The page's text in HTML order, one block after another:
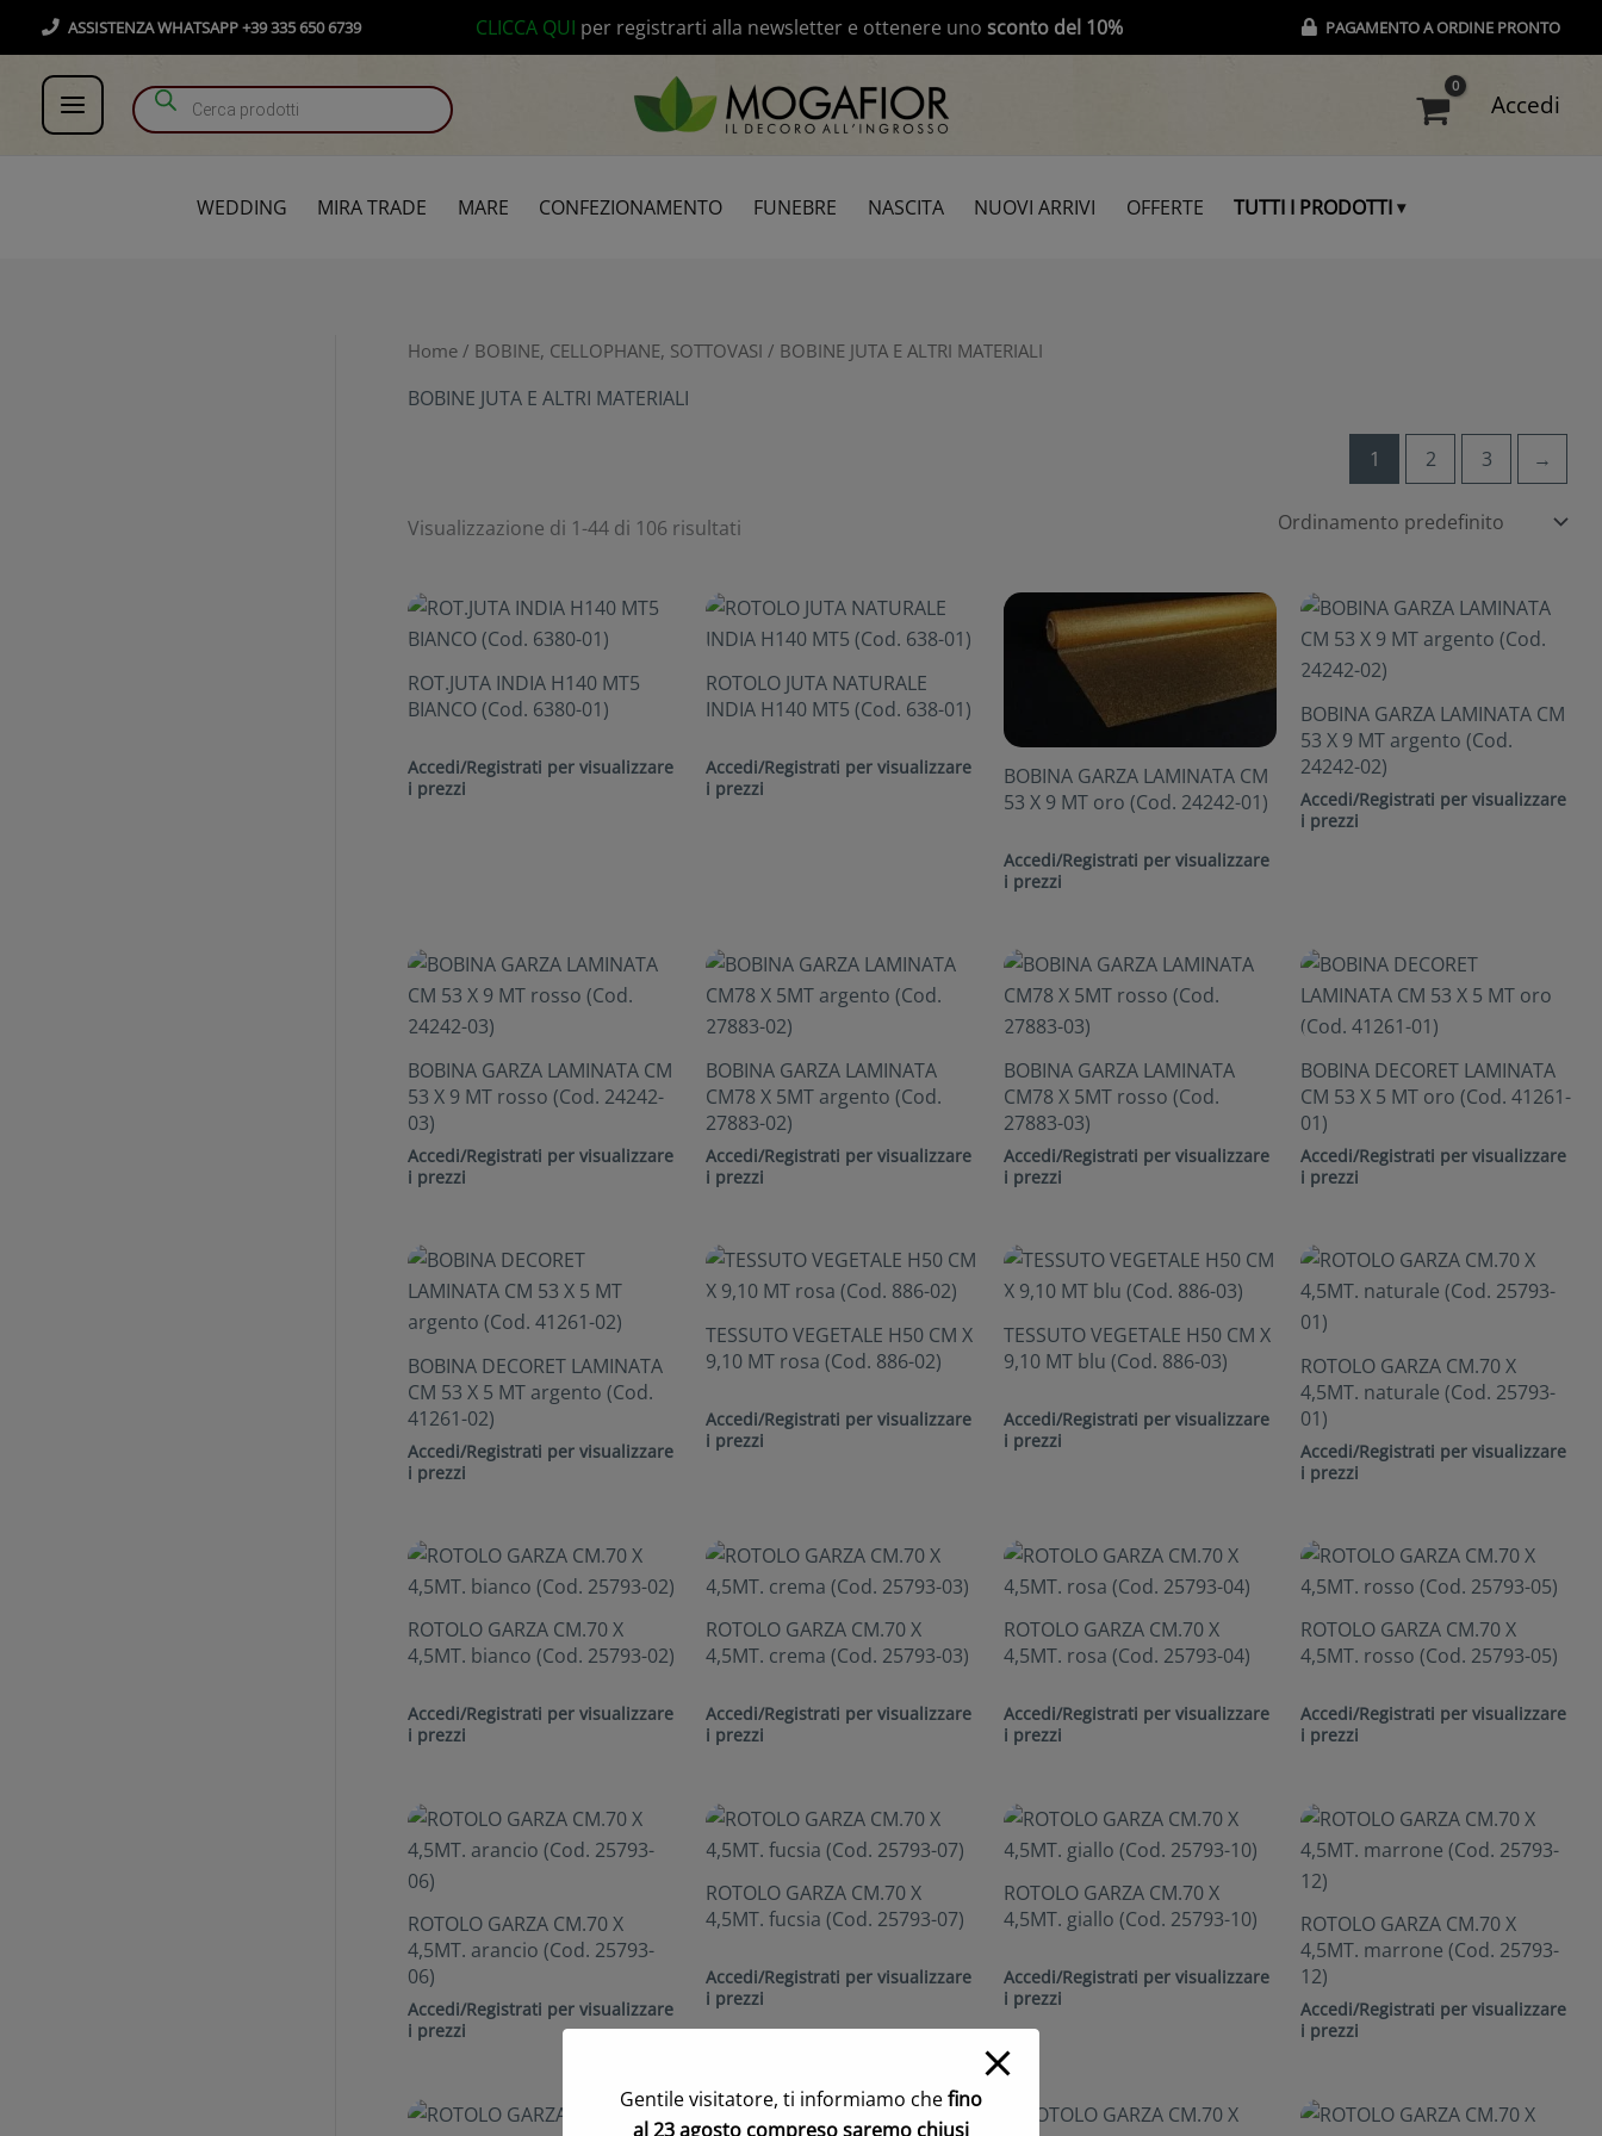
contenuto
ASSISTENZA WHATSAPP +39 335 650 6739 CLICCA QUI per registrarti alla newsletter e ottenere uno sconto del 10% PAGAMENTO A ORDINE PRONTO
Products search Accedi
WEDDING MIRA TRADE MARE CONFEZIONAMENTO FUNEBRE NASCITA NUOVI ARRIVI OFFERTE TUTTI I PRODOTTI
Home / BOBINE, CELLOPHANE, SOTTOVASI / BOBINE JUTA E ALTRI MATERIALI
BOBINE JUTA E ALTRI MATERIALI
1 2 3 →
Visualizzazione di 1-44 di 106 risultati
ROT.JUTA INDIA H140 MT5
BIANCO (Cod. 6380-01)
Accedi/Registrati per visualizzare
i prezzi
ROTOLO JUTA NATURALE
INDIA H140 MT5 (Cod. 638-01)
Accedi/Registrati per visualizzare
i prezzi
BOBINA GARZA LAMINATA CM
53 X 9 MT oro (Cod. 24242-01)
Accedi/Registrati per visualizzare
i prezzi
BOBINA GARZA LAMINATA CM
53 X 9 MT argento (Cod.
24242-02)
Accedi/Registrati per visualizzare
i prezzi
BOBINA GARZA LAMINATA CM
53 X 9 MT rosso (Cod. 24242-
03)
Accedi/Registrati per visualizzare
i prezzi
BOBINA GARZA LAMINATA
CM78 X 5MT argento (Cod.
27883-02)
Accedi/Registrati per visualizzare
i prezzi
BOBINA GARZA LAMINATA
CM78 X 5MT rosso (Cod.
27883-03)
Accedi/Registrati per visualizzare
i prezzi
BOBINA DECORET LAMINATA
CM 53 X 5 MT oro (Cod. 41261-
01)
Accedi/Registrati per visualizzare
i prezzi
BOBINA DECORET LAMINATA
CM 53 X 5 MT argento (Cod.
41261-02)
Accedi/Registrati per visualizzare
i prezzi
TESSUTO VEGETALE H50 CM X
9,10 MT rosa (Cod. 886-02)
Accedi/Registrati per visualizzare
i prezzi
TESSUTO VEGETALE H50 CM X
9,10 MT blu (Cod. 886-03)
Accedi/Registrati per visualizzare
i prezzi
ROTOLO GARZA CM.70 X
4,5MT. naturale (Cod. 25793-
01)
Accedi/Registrati per visualizzare
i prezzi
ROTOLO GARZA CM.70 X
4,5MT. bianco (Cod. 25793-02)
Accedi/Registrati per visualizzare
i prezzi
ROTOLO GARZA CM.70 X
4,5MT. crema (Cod. 25793-03)
Accedi/Registrati per visualizzare
i prezzi
ROTOLO GARZA CM.70 X
4,5MT. rosa (Cod. 25793-04)
Accedi/Registrati per visualizzare
i prezzi
ROTOLO GARZA CM.70 X
4,5MT. rosso (Cod. 25793-05)
Accedi/Registrati per visualizzare
i prezzi
ROTOLO GARZA CM.70 X
4,5MT. arancio (Cod. 25793-
06)
Accedi/Registrati per visualizzare
i prezzi
ROTOLO GARZA CM.70 X
4,5MT. fucsia (Cod. 25793-07)
Accedi/Registrati per visualizzare
i prezzi
ROTOLO GARZA CM.70 X
4,5MT. giallo (Cod. 25793-10)
Accedi/Registrati per visualizzare
i prezzi
ROTOLO GARZA CM.70 X
4,5MT. marrone (Cod. 25793-
12)
Accedi/Registrati per visualizzare
i prezzi
Gentile visitatore, ti informiamo chefino
al 23 agosto compreso saremo chiusi